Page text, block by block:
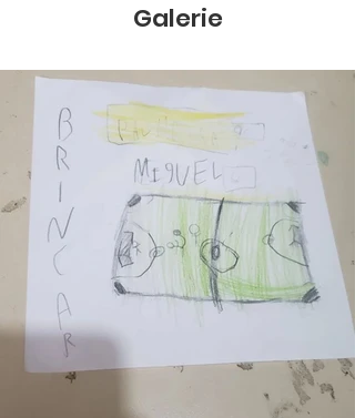
Galerie